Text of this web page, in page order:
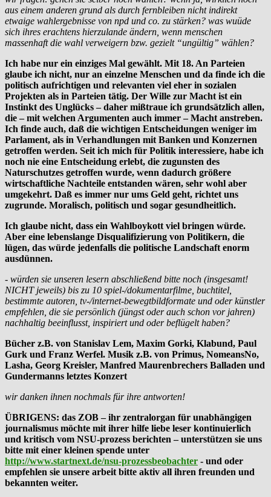
aus einem anderen grund als durch fernbleiben nicht indirekt
etwaige wahlergebnisse von npd und co. zu stärken? was wuüde
sich ihres erachtens hierzulande ändern, wenn menschen
massenhaft die wahl verweigern bzw. gezielt “ungültig” wählen?
Ich habe nur ein einziges Mal gewählt. Mit 18. An Parteien
glaube ich nicht, nur an einzelne Menschen und da finde ich die
politisch aufrichtigen und relevanten viel eher in sozialen
Projekten als in Parteien tätig. Der Wille zur Macht ist ein
Instinkt des Unglücks – daher mißtraue ich grundsätzlich allen,
die – mit welchen Argumenten auch immer – Macht anstreben.
Ich finde auch, daß die wichtigen Entscheidungen weniger im
Parlament, als in Verhandlungen mit Banken und Konzernen
getroffen werden. Seit ich mich für Politik interessiere, habe ich
noch nie eine Entscheidung erlebt, die zugunsten des
Naturschutzes getroffen wurde, wenn dadurch größere
wirtschaftliche Nachteile entstanden wären, sehr wohl aber
umgekehrt. Daß es immer nur ums Geld geht, richtet uns
zugrunde. Moralisch, politisch und sogar gesundheitlich.
Ich glaube nicht, dass ein Wahlboykott viel bringen würde.
Aber eine lebenslange Disqualifizierung von Politikern, die
lügen, das würde jedenfalls die politische Landschaft enorm
ausdünnen.
- würden sie unseren lesern abschließend bitte noch (insgesamt!
NICHT jeweils) bis zu 10 spiel-/dokumentarfilme, buchtitel,
bestimmte autoren, tv-/internet-bewegtbildformate und oder künstler
empfehlen, die sie persönlich (jüngst oder auch schon vor jahren)
nachhaltig beeinflusst, inspiriert und oder beflügelt haben?
Bücher z.B. von Stanislav Lem, Maxim Gorki, Klabund, Paul
Gurk und Franz Werfel. Musik z.B. von Primus, NomeansNo,
Lasha, Georg Kreisler, Manfred Maurenbrechers Balladen und
Gundermanns letztes Konzert
wir danken ihnen nochmals für ihre antworten!
ÜBRIGENS: das ZOB – ihr zentralorgan für unabhängigen
journalismus möchte mit ihrer hilfe liebe leser kontinuierlich
und kritisch vom NSU-prozess berichten – unterstützen sie uns
bitte mit einer kleinen spende unter
http://www.startnext.de/nsu-prozessbeobachter - und oder
empfehlen sie unsere arbeit bitte aktiv all ihren freunden und
bekannten weiter.